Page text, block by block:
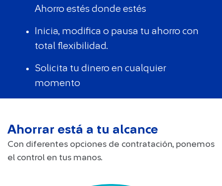
Ahorro estés donde estés
Inicia, modifica o pausa tu ahorro con
total flexibilidad.
Solicita tu dinero en cualquier
momento
Ahorrar está a tu alcance
Con diferentes opciones de contratación, ponemos
el control en tus manos.